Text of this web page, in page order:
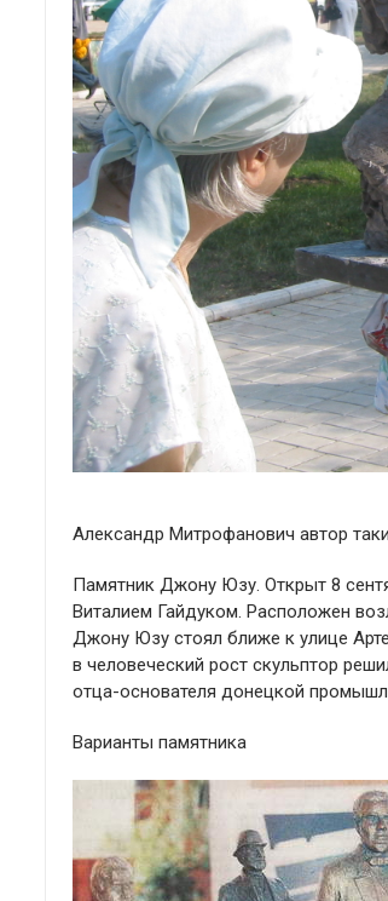
Александр Митрофанович автор
Памятник Джону Юзу. Открыт 8
Виталием Гайдуком. Расположен
Джону Юзу стоял ближе к улице
в человеческий рост скульптор
отца-основателя донецкой
Варианты памятника